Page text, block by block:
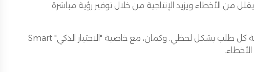
إعادة التوريد، واختيار الطلبات، والتغليف، والتوصيل، وغيرها. WMS يقلل من الأخطاء ويزيد الإنتاجية من خلال توفير رؤية مباشرة
، يسمح النظام للشركات بتتبع حالة كل طلب بشكل لحظي. وكمان، مع خاصية "الاختيار الذكي" Smart